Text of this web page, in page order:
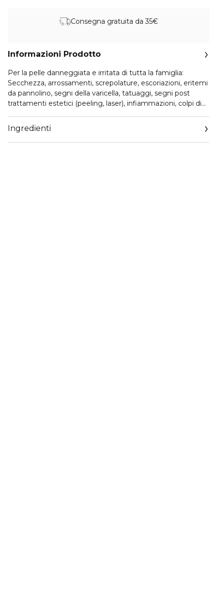
Consegna gratuita da 35€
Informazioni Prodotto
Per la pelle danneggiata e irritata di tutta la famiglia:
Secchezza, arrossamenti, screpolature, escoriazioni, eritemi
da pannolino, segni della varicella, tatuaggi, segni post
trattamenti estetici (peeling, laser), infiammazioni, colpi di
Cicavit+ Crème accelera la riparazione cutanea e lenisce
intensamente la pelle danneggiata e irritata di tutta la
famiglia. Il suo plus: un’azione anti-prurito e anti- irritazione
Ingredienti